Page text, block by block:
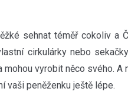
sehnat téměř cokoliv a
cirkulárky nebo
vyrobit něco svého. A
vaši peněženku ještě lépe.